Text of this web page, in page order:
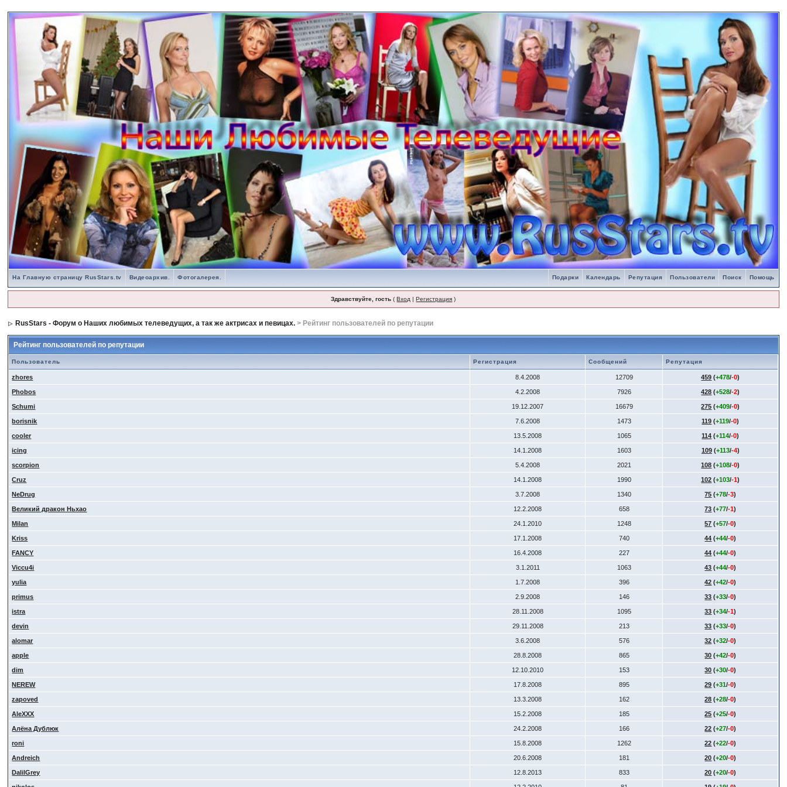
На Главную страницу RusStars.tv Помощь
Поиск
Пользователи
Репутация
Календарь
Подарки
Видеоархив. Фотогалерея.
Здравствуйте, гость (Вход |Регистрация )
RusStars - Форум о Наших любимых телеведущих, а так же актрисах и певицах. > Рейтинг пользователей по репутации
Рейтинг пользователей по репутации
Пользователь Регистрация Сообщений Репутация
zhores 8.4.2008 12709 459 (+478/-0)
Phobos 4.2.2008 7926 428 (+528/-2)
Schumi 19.12.2007 16679 275 (+409/-0)
borisnik 7.6.2008 1473 119 (+119/-0)
cooler 13.5.2008 1065 114 (+114/-0)
icing 14.1.2008 1603 109(+113/-4)
scorpion 5.4.2008 2021 108 (+108/-0)
Cruz 14.1.2008 1990 102 (+103/-1)
NeDrug 3.7.2008 1340 75 (+78/-3)
Великий дракон Ньхао 12.2.2008 658 73 (+77/-1)
Milan 24.1.2010 1248 57 (+57/-0)
Kriss 17.1.2008 740 44 (+44/-0)
FANCY 16.4.2008 227 44 (+44/-0)
Viccu4i 3.1.2011 1063 43 (+44/-0)
yulia 1.7.2008 396 42 (+42/-0)
primus 2.9.2008 146 33 (+33/-0)
istra 28.11.2008 1095 33 (+34/-1)
devin 29.11.2008 213 33 (+33/-0)
alomar 3.6.2008 576 32 (+32/-0)
apple 28.8.2008 865 30 (+42/-0)
dim 12.10.2010 153 30 (+30/-0)
NEREW 17.8.2008 895 29 (+31/-0)
zapoved 13.3.2008 162 28 (+28/-0)
AleXXX 15.2.2008 185 25 (+25/-0)
Алёна Дублюк 24.2.2008 166 22 (+27/-0)
roni 15.8.2008 1262 22 (+22/-0)
Andreich 20.6.2008 181 20 (+20/-0)
DalilGrey 12.8.2013 833 20 (+20/-0)